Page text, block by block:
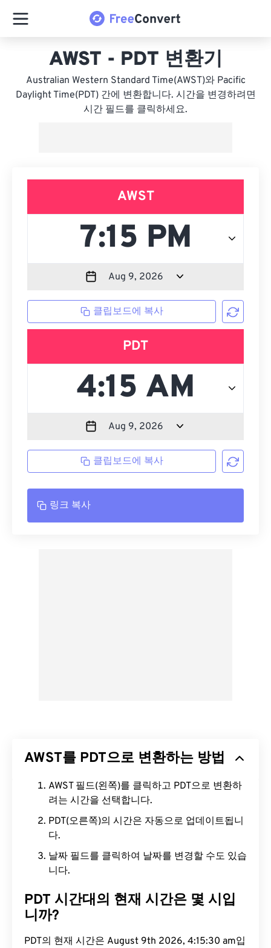
AWST - PDT 변환기
Australian Western Standard Time(AWST)와 Pacific
Daylight Time(PDT) 간에 변환합니다. 시간을 변경하려면
시간 필드를 클릭하세요.
AWST
클립보드에 복사
PDT
클립보드에 복사
링크 복사
AWST를 PDT으로 변환하는 방법
AWST 필드(왼쪽)를 클릭하고 PDT으로 변환하
려는 시간을 선택합니다.
PDT(오른쪽)의 시간은 자동으로 업데이트됩니
다.
날짜 필드를 클릭하여 날짜를 변경할 수도 있습
니다.
PDT 시간대의 현재 시간은 몇 시입
니까?
PDT의 현재 시간은 August 9th 2026, 4:15:31 am입